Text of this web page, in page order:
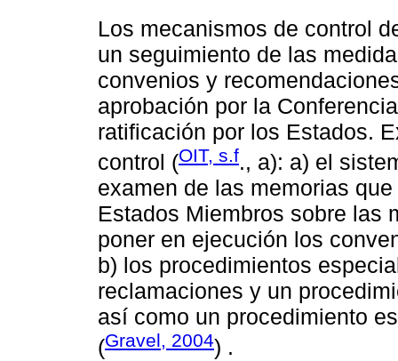
Los mecanismos de control
un seguimiento de las
convenios y
aprobación por la
ratificación por los Estados.
control (OIT, s.f., a): a) el
examen de las memorias
Estados Miembros sobre las
poner en ejecución los
b) los procedimientos
reclamaciones y un
así como un procedimiento
(Gravel, 2004) .